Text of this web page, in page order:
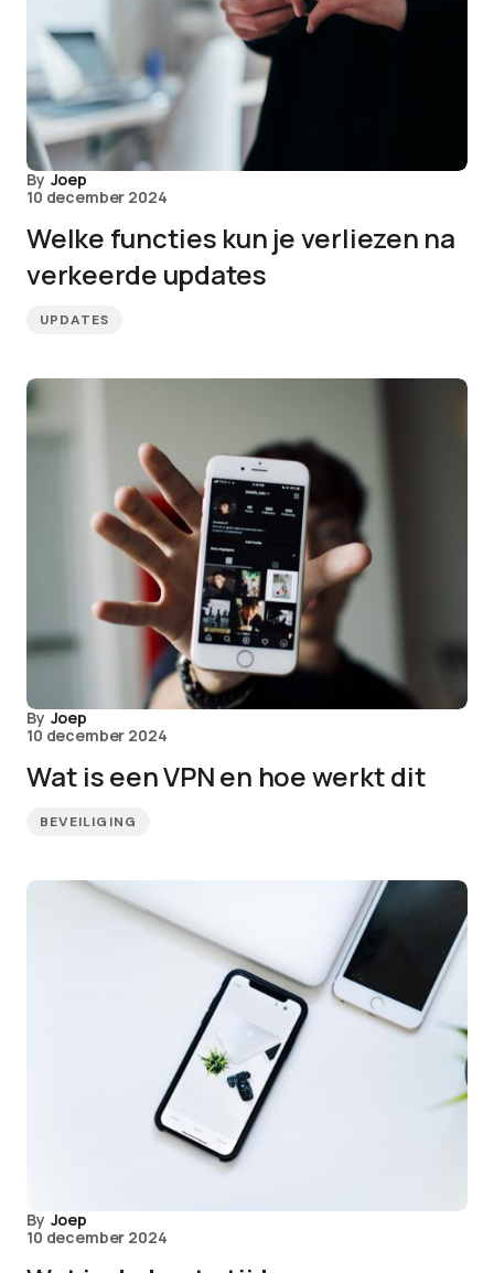
By Joep
10 december 2024
Welke functies kun je verliezen na
verkeerde updates
UPDATES
By Joep
10 december 2024
Wat is een VPN en hoe werkt dit
BEVEILIGING
By Joep
10 december 2024